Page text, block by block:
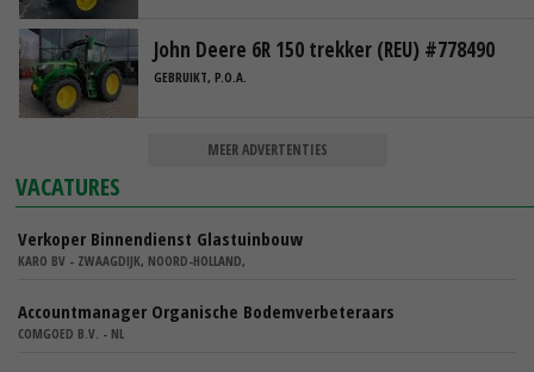
John Deere 6R 150 trekker (REU) #778490
GEBRUIKT, P.O.A.
MEER ADVERTENTIES
VACATURES
Verkoper Binnendienst Glastuinbouw
KARO BV - ZWAAGDIJK, NOORD-HOLLAND,
Accountmanager Organische Bodemverbeteraars
COMGOED B.V. - NL